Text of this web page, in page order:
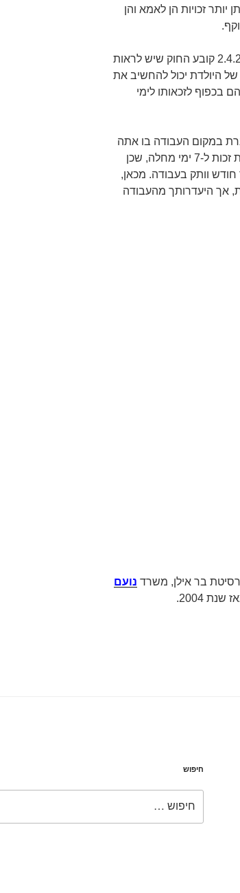
נתן יותר זכויות הן לאמא והן
מאז התיקון ולגבי לידות המאוחרות לתאריך ה-2.4.2017 קובע החוק שיש לראות
של היולדת יכול להחשיב את
בכפוף לזכאותו לימי
במקום העבודה בו אתה
עובד רק וותק של שבוע וחצי, נראה שעדיין לא צברת זכות ל-7 ימי מחלה, שכן
חודש וותק בעבודה. מכאן,
אך היעדרותך מהעבודה
בר אילן, משרד נועם
2004.
חיפוש